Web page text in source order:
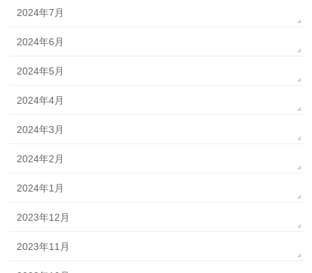
2024年7月
2024年6月
2024年5月
2024年4月
2024年3月
2024年2月
2024年1月
2023年12月
2023年11月